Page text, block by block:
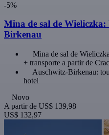
-5%
Mina de sal de
Birkenau
Mina de sal de
+ transporte a partir de
Auschwitz-Birkenau:
hotel
Novo
A partir de US$ 139,98
US$ 132,97